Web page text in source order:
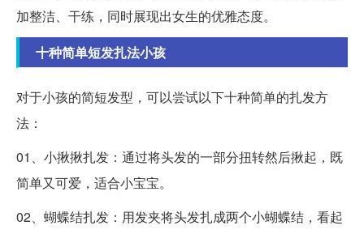
加整洁、干练，同时展现出女生的优雅态度。
十种简单短发扎法小孩
对于小孩的简短发型，可以尝试以下十种简单的扎发方
法：
01、小揪揪扎发：通过将头发的一部分扭转然后揪起，既
简单又可爱，适合小宝宝。
02、蝴蝶结扎发：用发夹将头发扎成两个小蝴蝶结，看起